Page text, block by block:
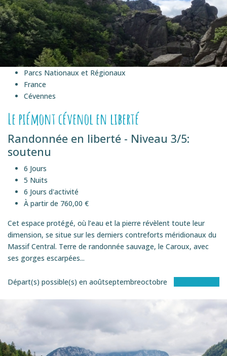
Parcs Nationaux et Régionaux
France
Cévennes
Le piémont cévenol en liberté
Randonnée en liberté - Niveau 3/5:
soutenu
6 Jours
5 Nuits
6 Jours d'activité
À partir de 760,00 €
Cet espace protégé, où l’eau et la pierre révèlent toute leur
dimension, se situe sur les derniers contreforts méridionaux du
Massif Central. Terre de randonnée sauvage, le Caroux, avec
ses gorges escarpées...
Départ(s) possible(s) en aoûtseptembreoctobre